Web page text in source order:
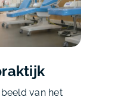
van het